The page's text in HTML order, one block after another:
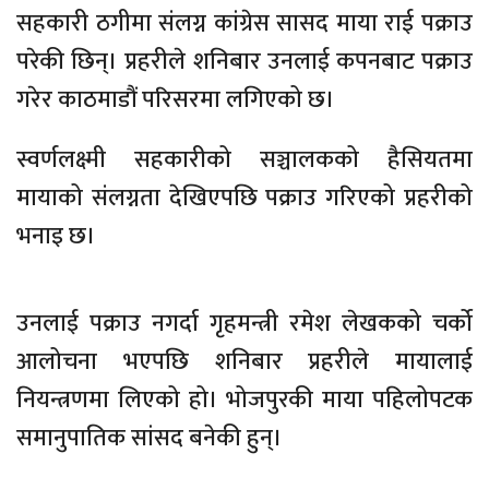
सहकारी ठगीमा संलग्न कांग्रेस सासद माया राई पक्राउ
परेकी छिन्। प्रहरीले शनिबार उनलाई कपनबाट पक्राउ
गरेर काठमाडौं परिसरमा लगिएको छ।
स्वर्णलक्ष्मी सहकारीको सञ्चालकको हैसियतमा
मायाको संलग्नता देखिएपछि पक्राउ गरिएको प्रहरीको
भनाइ छ।
उनलाई पक्राउ नगर्दा गृहमन्त्री रमेश लेखकको चर्को
आलोचना भएपछि शनिबार प्रहरीले मायालाई
नियन्त्रणमा लिएको हो। भोजपुरकी माया पहिलोपटक
समानुपातिक सांसद बनेकी हुन्।